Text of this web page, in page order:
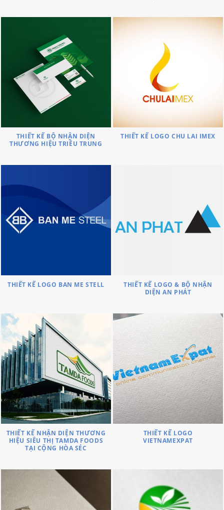
THIẾT KẾ BỘ NHẬN DIỆN
THƯƠNG HIỆU TRIỀU TRUNG
THIẾT KẾ LOGO CHU LAI IMEX
THIẾT KẾ LOGO BAN ME STELL
THIẾT KẾ LOGO & BỘ NHẬN
DIỆN AN PHÁT
THIẾT KẾ NHẬN DIỆN THƯƠNG
HIỆU SIÊU THỊ TAMDA FOODS
TẠI CỘNG HÒA SÉC
THIẾT KẾ LOGO
VIETNAMEXPAT